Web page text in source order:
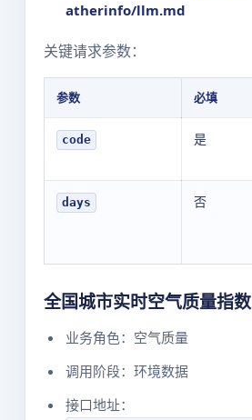
atherinfo/llm.md
关键请求参数：
参数 必填
code 是
days 否
全国城市实时空气质量指数
业务角色：空气质量
调用阶段：环境数据
接口地址：